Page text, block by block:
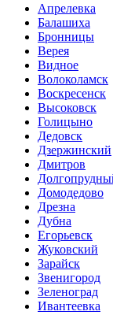
Апрелевка
Балашиха
Бронницы
Верея
Видное
Волоколамск
Воскресенск
Высоковск
Голицыно
Дедовск
Дзержинский
Дмитров
Домодедово
Дрезна
Дубна
Егорьевск
Жуковский
Зарайск
Звенигород
Зеленоград
Ивантеевка